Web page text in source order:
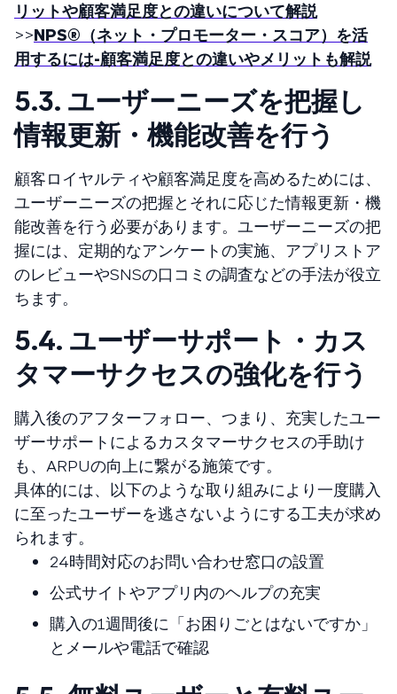
リットや顧客満足度との違いについて解説
>>NPS®（ネット・プロモーター・スコア）を活
用するには-顧客満足度との違いやメリットも解説
5.3. ユーザーニーズを把握し
情報更新・機能改善を行う
顧客ロイヤルティや顧客満足度を高めるためには、
ユーザーニーズの把握とそれに応じた情報更新・機
能改善を行う必要があります。ユーザーニーズの把
握には、定期的なアンケートの実施、アプリストア
のレビューやSNSの口コミの調査などの手法が役立
ちます。
5.4. ユーザーサポート・カス
タマーサクセスの強化を行う
購入後のアフターフォロー、つまり、充実したユー
ザーサポートによるカスタマーサクセスの手助け
も、ARPUの向上に繋がる施策です。
具体的には、以下のような取り組みにより一度購入
に至ったユーザーを逃さないようにする工夫が求め
られます。
24時間対応のお問い合わせ窓口の設置
公式サイトやアプリ内のヘルプの充実
購入の1週間後に「お困りごとはないですか」
とメールや電話で確認